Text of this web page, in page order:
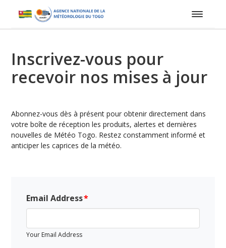
Inscrivez-vous pour
recevoir nos mises à jour
Abonnez-vous dès à présent pour obtenir directement dans
votre boîte de réception les produits, alertes et dernières
nouvelles de Météo Togo. Restez constamment informé et
anticiper les caprices de la météo.
Email Address
Your Email Address